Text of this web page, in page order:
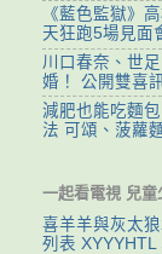
《藍色監獄》
天狂跑5場見面
川口春奈、世
婚！ 公開雙喜
減肥也能吃麵
法 可頌、菠蘿
一起看電視 兒童
喜羊羊與灰太
列表 XYYYHTL